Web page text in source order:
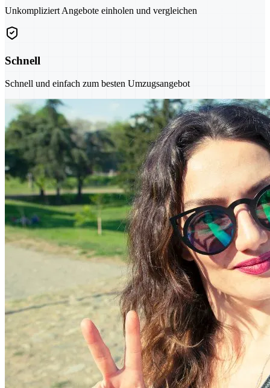
Unkompliziert Angebote einholen und vergleichen
Schnell
Schnell und einfach zum besten Umzugsangebot